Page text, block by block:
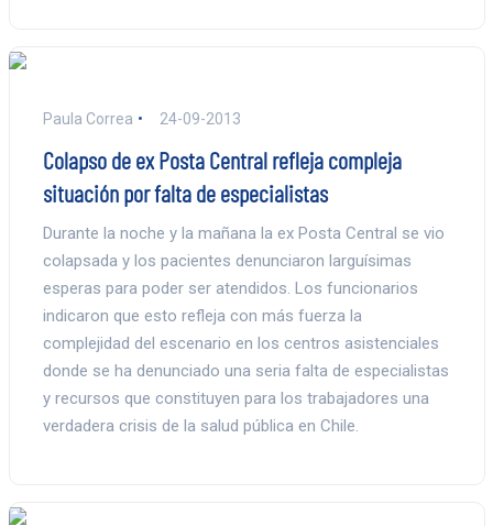
Paula Correa 24-09-2013
Colapso de ex Posta Central refleja compleja
situación por falta de especialistas
Durante la noche y la mañana la ex Posta Central se vio
colapsada y los pacientes denunciaron larguísimas
esperas para poder ser atendidos. Los funcionarios
indicaron que esto refleja con más fuerza la
complejidad del escenario en los centros asistenciales
donde se ha denunciado una seria falta de especialistas
y recursos que constituyen para los trabajadores una
verdadera crisis de la salud pública en Chile.